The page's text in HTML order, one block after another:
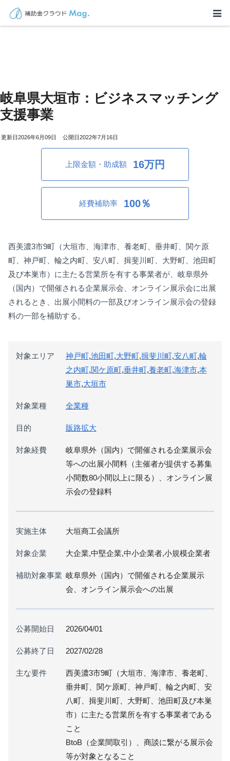
岐阜県大垣市：ビジネスマッチング
支援事業
2026年6月09日 2022年7月16日
上限金額・助成額 16万円
経費補助率 100％
西美濃3市9町（大垣市、海津市、養老町、垂井町、関ケ原
町、神戸町、輪之内町、安八町、揖斐川町、大野町、池田町
及び本巣市）に主たる営業所を有する事業者が、岐阜県外
（国内）で開催される企業展示会、オンライン展示会に出展
されるとき、出展小間料の一部及びオンライン展示会の登録
料の一部を補助する。
対象エリア 神戸町,池田町,大野町,揖斐川町,安八町,輪
之内町,関ケ原町,垂井町,養老町,海津市,本
巣市,大垣市
対象業種 全業種
目的 販路拡大
対象経費
岐阜県外（国内）で開催される企業展示会
等への出展小間料（主催者が提供する募集
小間数80小間以上に限る）、オンライン展
示会の登録料
実施主体 大垣商工会議所
対象企業 大企業,中堅企業,中小企業者,小規模企業者
補助対象事業 岐阜県外（国内）で開催される企業展示
会、オンライン展示会への出展
公募開始日 2026/04/01
公募終了日 2027/02/28
主な要件
西美濃3市9町（大垣市、海津市、養老町、
垂井町、関ケ原町、神戸町、輪之内町、安
八町、揖斐川町、大野町、池田町及び本巣
市）に主たる営業所を有する事業者である
こと
BtoB（企業間取引）、商談に繋がる展示会
等が対象となること